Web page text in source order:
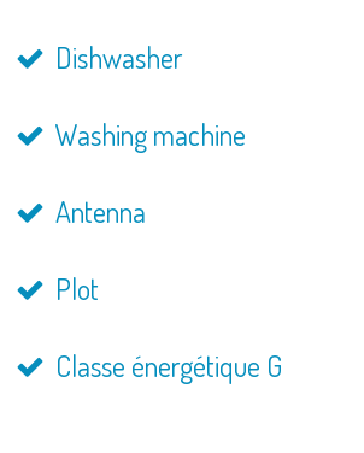
Dishwasher
Washing machine
Antenna
Plot
Classe énergétique G